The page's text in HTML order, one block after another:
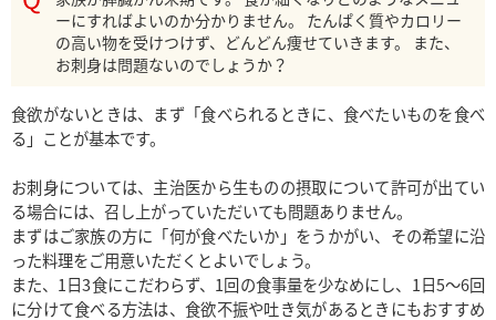
ーにすればよいのか分かりません。 たんぱく質やカロリー
の高い物を受けつけず、どんどん痩せていきます。 また、
お刺身は問題ないのでしょうか？
食欲がないときは、まず「食べられるときに、食べたいものを食べ
る」ことが基本です。
お刺身については、主治医から生ものの摂取について許可が出てい
る場合には、召し上がっていただいても問題ありません。
まずはご家族の方に「何が食べたいか」をうかがい、その希望に沿
った料理をご用意いただくとよいでしょう。
また、1日3食にこだわらず、1回の食事量を少なめにし、1日5〜6回
に分けて食べる方法は、食欲不振や吐き気があるときにもおすすめ